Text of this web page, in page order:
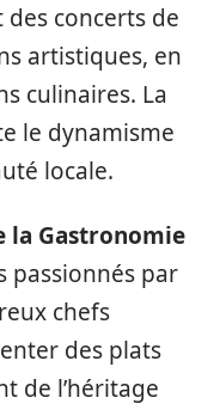
des concerts de
artistiques, en
culinaires. La
le dynamisme
locale.
la Gastronomie
passionnés par
chefs
des plats
de l’héritage